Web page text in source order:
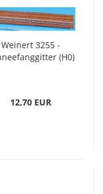
Weinert 3255 -
(H0)
12,70 EUR